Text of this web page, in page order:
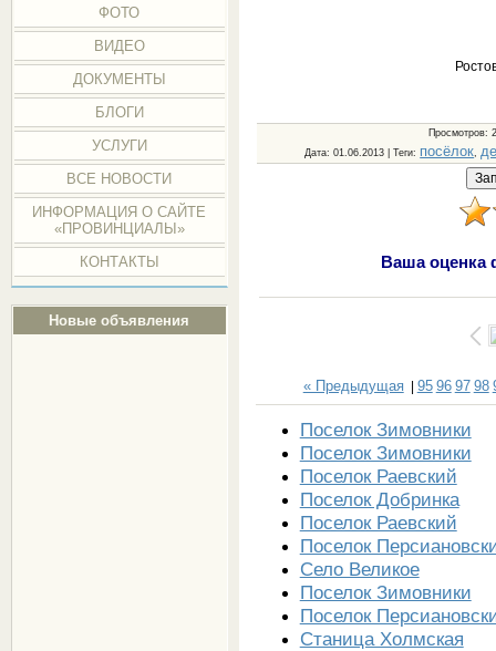
ФОТО
ВИДЕО
ДОКУМЕНТЫ
БЛОГИ
УСЛУГИ
ВСЕ НОВОСТИ
ИНФОРМАЦИЯ О САЙТЕ
«ПРОВИНЦИАЛЫ»
КОНТАКТЫ
Новые объявления
Просмотров:
Дата: 01.06.2013 |Теги: посёлок
Ваша оценка
« Предыдущая| 95 96 97 98
Поселок Зимовники
Поселок Зимовники
Поселок Раевский
Поселок Добринка
Поселок Раевский
Поселок
Село Великое
Поселок Зимовники
Поселок
Станица Холмская